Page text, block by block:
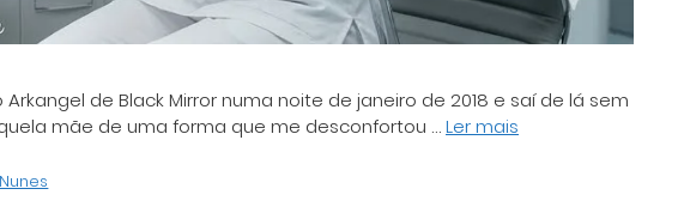
de Black Mirror numa noite de janeiro de 2018 e saí de lá sem
mãe de uma forma que me desconfortou …Ler mais